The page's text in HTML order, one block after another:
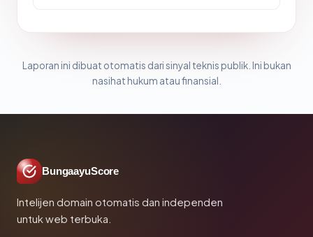
Laporan ini dibuat otomatis dari sinyal teknis publik. Ini bukan
nasihat hukum atau finansial.
BungaayuScore
Intelijen domain otomatis dan independen
untuk web terbuka.